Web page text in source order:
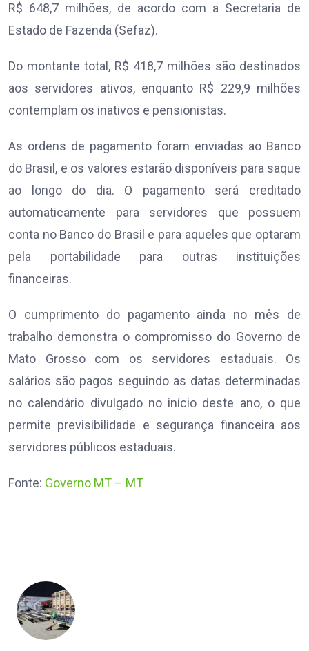
R$ 648,7 milhões, de acordo com a Secretaria de
Estado de Fazenda (Sefaz).
Do montante total, R$ 418,7 milhões são destinados
aos servidores ativos, enquanto R$ 229,9 milhões
contemplam os inativos e pensionistas.
As ordens de pagamento foram enviadas ao Banco
do Brasil, e os valores estarão disponíveis para saque
ao longo do dia. O pagamento será creditado
automaticamente para servidores que possuem
conta no Banco do Brasil e para aqueles que optaram
pela portabilidade para outras instituições
financeiras.
O cumprimento do pagamento ainda no mês de
trabalho demonstra o compromisso do Governo de
Mato Grosso com os servidores estaduais. Os
salários são pagos seguindo as datas determinadas
no calendário divulgado no início deste ano, o que
permite previsibilidade e segurança financeira aos
servidores públicos estaduais.
Fonte: Governo MT – MT